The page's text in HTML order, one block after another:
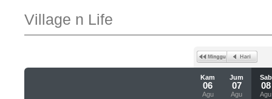
Village n Life
Kam
06
Agu
Jum
07
Agu
Sab
08
Agu